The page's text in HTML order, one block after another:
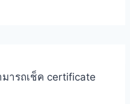
ารถเช็ค certificate